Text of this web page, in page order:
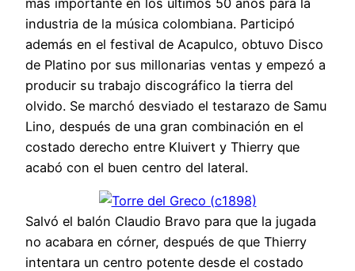
industria de la música colombiana. Participó
además en el festival de Acapulco, obtuvo Disco
de Platino por sus millonarias ventas y empezó a
producir su trabajo discográfico la tierra del
olvido. Se marchó desviado el testarazo de Samu
Lino, después de una gran combinación en el
costado derecho entre Kluivert y Thierry que
acabó con el buen centro del lateral.
Salvó el balón Claudio Bravo para que la jugada
no acabara en córner, después de que Thierry
intentara un centro potente desde el costado